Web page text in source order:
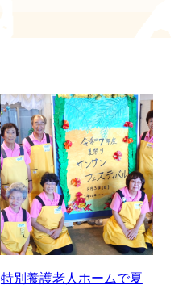
特別養護老人ホームで夏